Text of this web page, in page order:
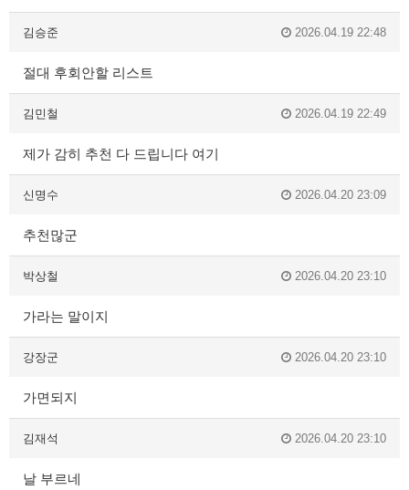
김승준 2026.04.19 22:48
절대 후회안할 리스트
김민철 2026.04.19 22:49
제가 감히 추천 다 드립니다 여기
신명수 2026.04.20 23:09
추천많군
박상철 2026.04.20 23:10
가라는 말이지
강장군 2026.04.20 23:10
가면되지
김재석 2026.04.20 23:10
날 부르네